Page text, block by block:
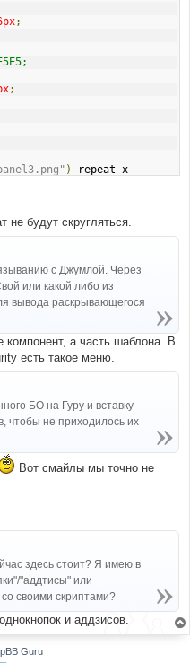
;
;
) repeat -
images/quote-
images/quote-
;
32px;
images/quote-
;
не будут скругляться.
с Джумлой. Через
или какой либо из
вывода раскрывающегося
а часть шаблона. В
есть такое меню.
БО на Гуру и вставку
чтобы не приходилось их
Вот смайлы мы точно не
здесь стоит? Я имею в
"аддтисы" или
своими скриптами?
и аддзисов.
Guru